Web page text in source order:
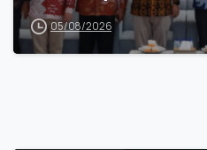
05/08/2026